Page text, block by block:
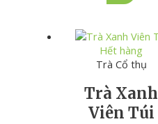
Hết hàng
Trà Cổ thụ
Trà Xanh
Viên Túi